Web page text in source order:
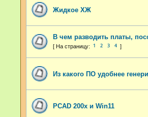
Жидкое ХЖ
В чем разводить платы,
1 2 3 4
Из какого ПО удобнее
PCAD 200x и Win11